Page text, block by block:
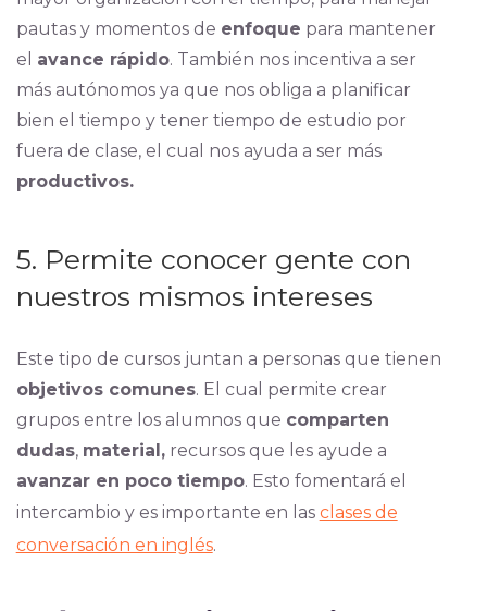
pautas y momentos de enfoque para mantener
el avance rápido. También nos incentiva a ser
más autónomos ya que nos obliga a planificar
bien el tiempo y tener tiempo de estudio por
fuera de clase, el cual nos ayuda a ser más
productivos.
5. Permite conocer gente con
nuestros mismos intereses
Este tipo de cursos juntan a personas que tienen
objetivos comunes. El cual permite crear
grupos entre los alumnos que comparten
dudas, material,recursos que les ayude a
avanzar en poco tiempo. Esto fomentará el
intercambio y es importante en las clases de
conversación en inglés.